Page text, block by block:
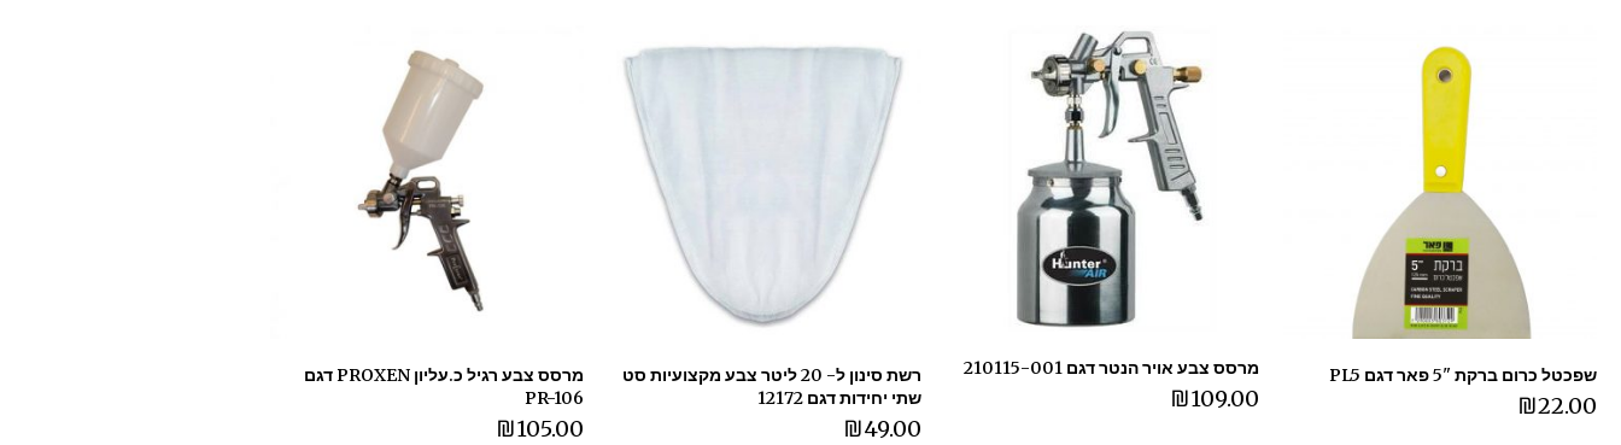
שפכטל כרום ברקת "5 פאר דגם PL5
₪22.00
מרסס צבע אויר הנטר דגם 210115-001
₪109.00
רשת סינון ל- 20 ליטר צבע מקצועיות סט
שתי יחידות דגם 12172
₪49.00
מרסס צבע רגיל כ.עליון PROXEN דגם
PR-106
₪105.00